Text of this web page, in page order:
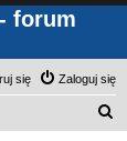
forum
Zaloguj się
się